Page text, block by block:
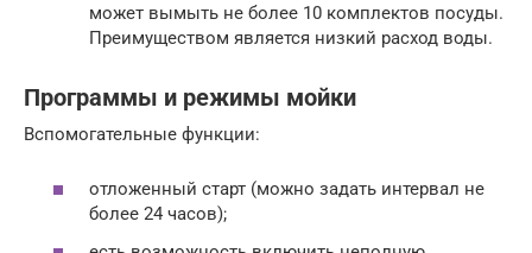
может вымыть не более 10 комплектов посуды.
Преимуществом является низкий расход воды.
Программы и режимы мойки
Вспомогательные функции:
отложенный старт (можно задать интервал не
более 24 часов);